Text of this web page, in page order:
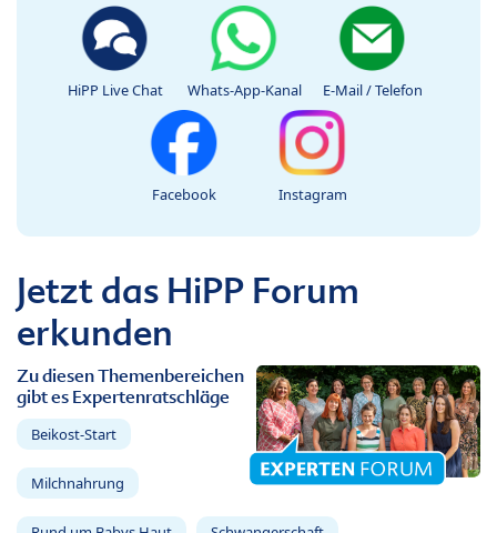
HiPP Live Chat Whats-App-Kanal E-Mail / Telefon
Facebook Instagram
Jetzt das HiPP Forum
erkunden
Zu diesen Themenbereichen
gibt es Expertenratschläge
Beikost-Start
Milchnahrung